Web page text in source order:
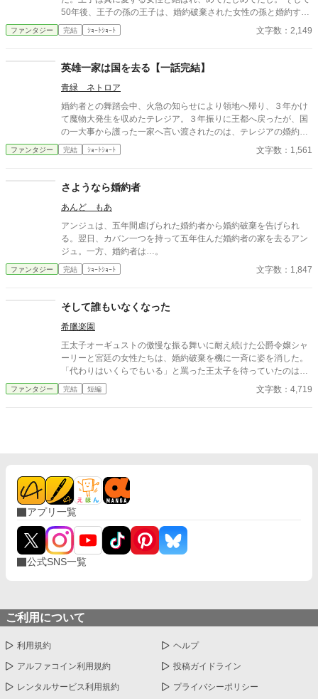
50年後、王子の孫の王子は、婚約破棄された女性の孫と婚約する
事に。そこで明かされた婚約破棄の真実とは。
ファンタジー 完結 ｼｮｰﾄｼｮｰﾄ 文字数：2,149
英雄一家は国を去る【一話完結】
青緑 ネトロア
婚約者との舞踏会中、火急の知らせにより領地へ帰り、３年かけ
て魔物大発生を収めたテレジア。３年振りに王都へ戻ったが、国
の一大事から護った一家へ言い渡されたのは、テレジアの婚約破
棄だった。 - - - - - - - - - - - - - ただいま後日談の加筆を計画中で
す。 2025/06/22
ファンタジー 完結 ｼｮｰﾄｼｮｰﾄ 文字数：1,561
さようなら婚約者
あんど もあ
アンジュは、五年間虐げられた婚約者から婚約破棄を告げられ
る。翌日、カバン一つを持って五年住んだ婚約者の家を去るアン
ジュ。一方、婚約者は…。
ファンタジー 完結 ｼｮｰﾄｼｮｰﾄ 文字数：1,847
そして誰もいなくなった
希臘楽園
王太子オーギュストの傲慢な振る舞いに耐え続けた公爵令嬢シャ
ーリーと宮廷の女性たちは、婚約破棄を機に一斉に姿を消した。
「代わりはいくらでもいる」と罵った王太子を待っていたのは、
王国そのものの崩壊だった。AIに書かせてみた第23弾は再び追放
ざまぁ作品！
ファンタジー 完結 短編 文字数：4,719
アプリ一覧
公式SNS一覧
ご利用について
利用規約 ヘルプ
アルファコイン利用規約 投稿ガイドライン
レンタルサービス利用規約 プライバシーポリシー